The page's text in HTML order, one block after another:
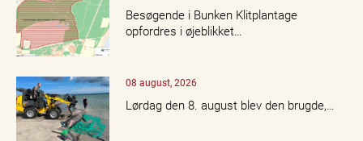
Besøgende i Bunken Klitplantage
opfordres i øjeblikket…
08 august, 2026
Lørdag den 8. august blev den brugde,…